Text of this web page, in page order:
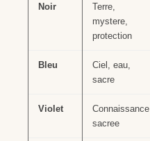
Noir
Terre,
mystere,
protection
Bleu
Ciel, eau,
sacre
Violet
Connaissance
sacree